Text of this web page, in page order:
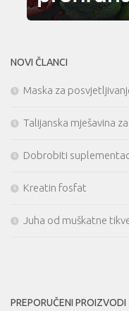
NOVI ČLANCI
Maska za
Talijanska mješavina
Dobrobiti
Kreatin fosfat
Juha od muškatne
PREPORUČENI PROIZVODI